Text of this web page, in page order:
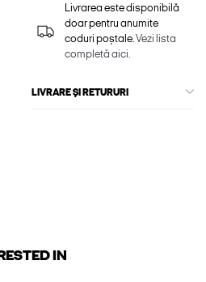
Livrarea este disponibilă
doar pentru anumite
coduri poștale.Vezi lista
completă aici.
LIVRARE ȘI RETURURI
IN